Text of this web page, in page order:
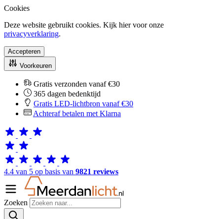
Cookies
Deze website gebruikt cookies. Kijk hier voor onze
privacyverklaring.
Accepteren
Voorkeuren
Gratis verzonden vanaf €30
365 dagen bedenktijd
Gratis LED-lichtbron vanaf €30
Achteraf betalen met Klarna
4.4 van 5 op basis van 9821 reviews
Zoeken